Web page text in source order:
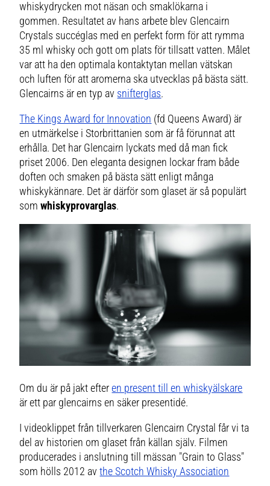
whiskydrycken mot näsan och smaklökarna i
gommen. Resultatet av hans arbete blev Glencairn
Crystals succéglas med en perfekt form för att rymma
35 ml whisky och gott om plats för tillsatt vatten. Målet
var att ha den optimala kontaktytan mellan vätskan
och luften för att aromerna ska utvecklas på bästa sätt.
Glencairns är en typ av snifterglas.
The Kings Award for Innovation (fd Queens Award) är
en utmärkelse i Storbrittanien som är få förunnat att
erhålla. Det har Glencairn lyckats med då man fick
priset 2006. Den eleganta designen lockar fram både
doften och smaken på bästa sätt enligt många
whiskykännare. Det är därför som glaset är så populärt
somwhiskyprovarglas.
Om du är på jakt efteren present till en whiskyälskare
är ett par glencairns en säker presentidé.
I videoklippet från tillverkaren Glencairn Crystal får vi ta
del av historien om glaset från källan själv. Filmen
producerades i anslutning till mässan "Grain to Glass"
som hölls 2012 avthe Scotch Whisky Association